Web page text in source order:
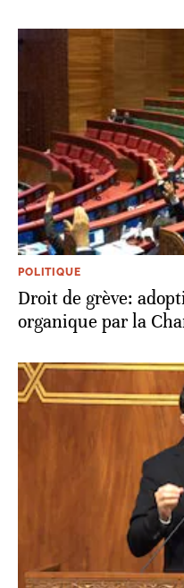
POLITIQUE
Droit de grève:
organique par la